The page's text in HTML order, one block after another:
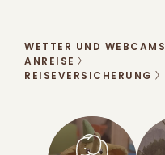
WETTER UND WEBCAMS
ANREISE
REISEVERSICHERUNG